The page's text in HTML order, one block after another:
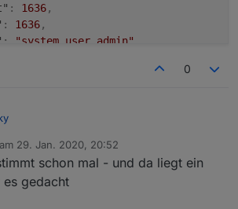
beim spielstände script:
anstehenden (erstes bild)
ist 0 , werden die letzten 9
spiele gezeigt - sonst nix
bild)
eine andere lösung
der bundesliga-widget.de ):siehe:
post/457248
: 1636,
: 1636,
: "system.user.admin"
0
DP für die Tabelle, gibt natürlich noch
dem was man auswerten möchte.
"state",
29. Jan. 2020, 20:52
von
schon mal - und da liegt ein
gedacht